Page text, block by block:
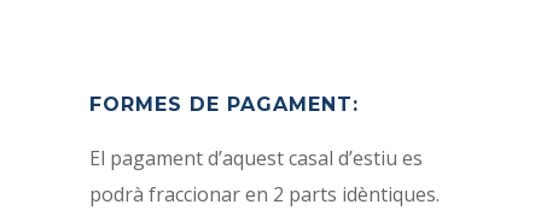
FORMES DE PAGAMENT:
El pagament d’aquest casal d’estiu es
podrà fraccionar en 2 parts idèntiques.